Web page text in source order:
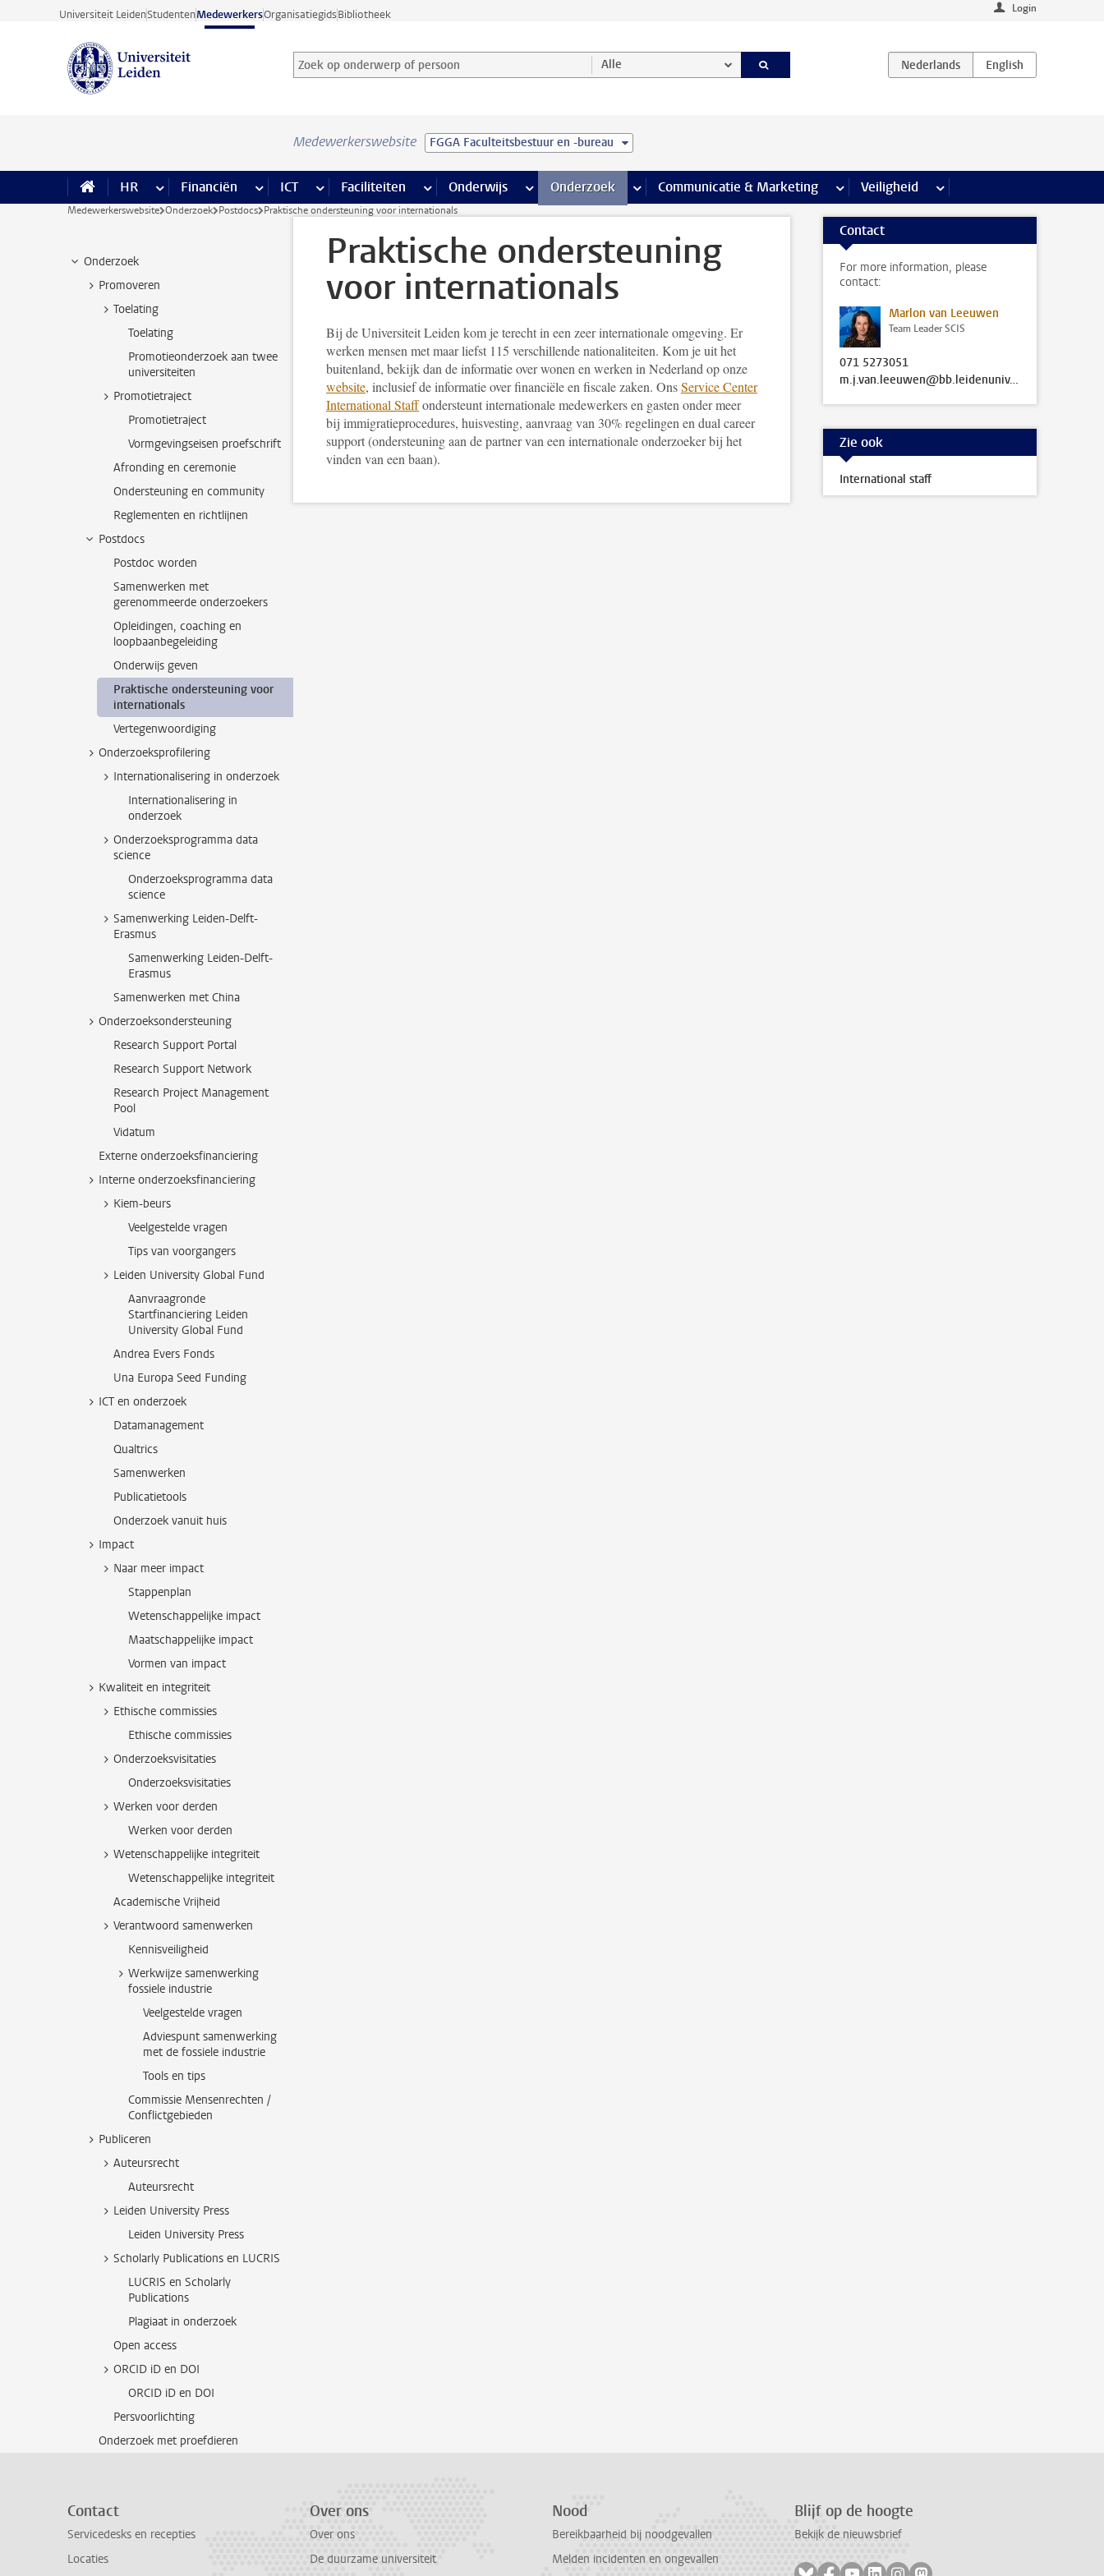
Ga direct naar de inhoud
Universiteit LeidenStudentenMedewerkersOrganisatiegidsBibliotheek Login
Zoek op onderwerp of persoon en selecteer categorie
Zoekterm Alle
Medewerkerswebsite FGGA Faculteitsbestuur en -bureau
HR meer HR pagina’s
Financiën meer Financiën pagina’s
ICT meer ICT pagina’s
Faciliteiten meer Faciliteiten pagina’s
Onderwijs meer Onderwijs pagina’s
Onderzoek meer Onderzoek pagina’s
Communicatie & Marketing meer Communicatie & Marketing pagina’s
Veiligheid meer Veiligheid pagina’s
Medewerkerswebsite Onderzoek Postdocs Praktische ondersteuning voor internationals
Onderzoek
Promoveren
Toelating
Toelating
Promotieonderzoek aan twee
universiteiten
Promotietraject
Promotietraject
Vormgevingseisen proefschrift
Afronding en ceremonie
Ondersteuning en community
Reglementen en richtlijnen
Postdocs
Postdoc worden
Samenwerken met
gerenommeerde onderzoekers
Opleidingen, coaching en
loopbaanbegeleiding
Onderwijs geven
Praktische ondersteuning voor
internationals
Vertegenwoordiging
Onderzoeksprofilering
Internationalisering in onderzoek
Internationalisering in
onderzoek
Onderzoeksprogramma data
science
Onderzoeksprogramma data
science
Samenwerking Leiden-Delft-
Erasmus
Samenwerking Leiden-Delft-
Erasmus
Samenwerken met China
Onderzoeksondersteuning
Research Support Portal
Research Support Network
Research Project Management
Pool
Vidatum
Externe onderzoeksfinanciering
Interne onderzoeksfinanciering
Kiem-beurs
Veelgestelde vragen
Tips van voorgangers
Leiden University Global Fund
Aanvraagronde
Startfinanciering Leiden
University Global Fund
Andrea Evers Fonds
Una Europa Seed Funding
ICT en onderzoek
Datamanagement
Qualtrics
Samenwerken
Publicatietools
Onderzoek vanuit huis
Impact
Naar meer impact
Stappenplan
Wetenschappelijke impact
Maatschappelijke impact
Vormen van impact
Kwaliteit en integriteit
Ethische commissies
Ethische commissies
Onderzoeksvisitaties
Onderzoeksvisitaties
Werken voor derden
Werken voor derden
Wetenschappelijke integriteit
Wetenschappelijke integriteit
Academische Vrijheid
Verantwoord samenwerken
Kennisveiligheid
Werkwijze samenwerking
fossiele industrie
Veelgestelde vragen
Adviespunt samenwerking
met de fossiele industrie
Tools en tips
Commissie Mensenrechten /
Conflictgebieden
Publiceren
Auteursrecht
Auteursrecht
Leiden University Press
Leiden University Press
Scholarly Publications en LUCRIS
LUCRIS en Scholarly
Publications
Plagiaat in onderzoek
Open access
ORCID iD en DOI
ORCID iD en DOI
Persvoorlichting
Onderzoek met proefdieren
Praktische ondersteuning
voor internationals
Bij de Universiteit Leiden kom je terecht in een zeer internationale omgeving. Er
werken mensen met maar liefst 115 verschillende nationaliteiten. Kom je uit het
buitenland, bekijk dan de informatie over wonen en werken in Nederland op onze
website, inclusief de informatie over financiële en fiscale zaken. OnsService Center
International Staffondersteunt internationale medewerkers en gasten onder meer
bij immigratieprocedures, huisvesting, aanvraag van 30% regelingen en dual career
support (ondersteuning aan de partner van een internationale onderzoeker bij het
vinden van een baan).
Contact
For more information, please
contact:
Marlon van Leeuwen
Team Leader SCIS
071 5273051
m.j.van.leeuwen@bb.leidenuniv.nl
Zie ook
International staff
Contact
Servicedesks en recepties
Locaties
Over ons
Over ons
De duurzame universiteit
Nood
Bereikbaarheid bij noodgevallen
Melden incidenten en ongevallen
Blijf op de hoogte
Bekijk de nieuwsbrief
Volg ons op bluesky
Volg ons op facebook
Volg ons op youtube
Volg ons op linkedin
Volg ons op instagram
Volg ons op mastodon